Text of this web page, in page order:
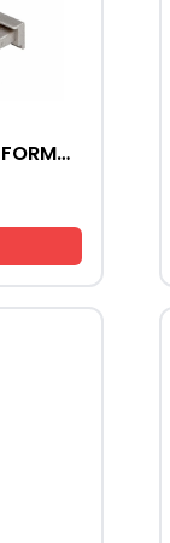
CACHE PRFOIL GOLA FORMAT - L